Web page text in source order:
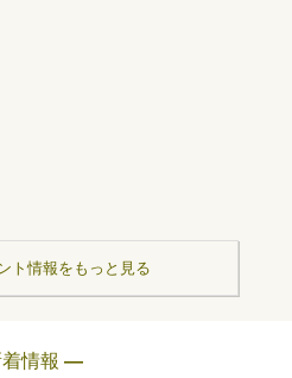
ト情報をもっと見る
情報 ―